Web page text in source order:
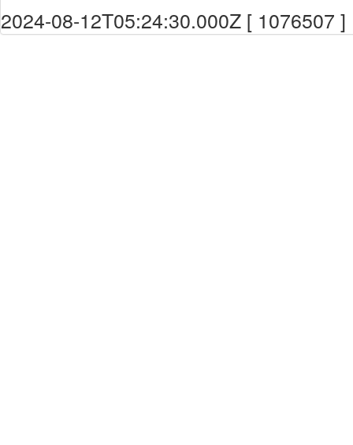
2024-08-12T05:24:30.000Z [ 1076507 ]